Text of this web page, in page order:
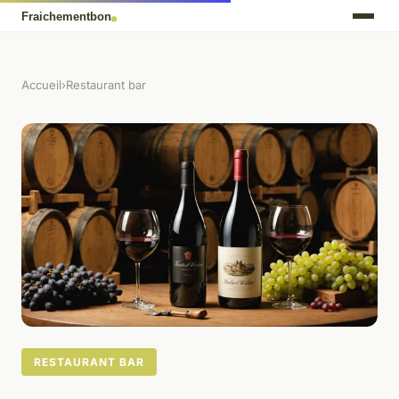
Accueil›Restaurant bar
RESTAURANT BAR